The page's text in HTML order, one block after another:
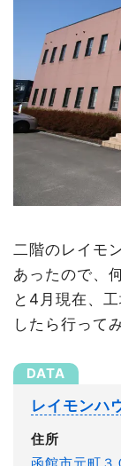
二階のレイモ
あったので、
と4月現在、
したら行って
レイモンハ
住所